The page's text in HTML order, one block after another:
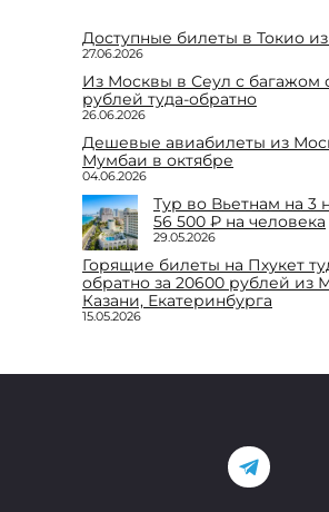
Доступные билеты в Токио
27.06.2026
Из Москвы в Сеул с багажом
рублей туда-обратно
26.06.2026
Дешевые авиабилеты из
Мумбаи в октябре
04.06.2026
Тур во Вьетнам на 3
56 500 ₽ на человека
29.05.2026
Горящие билеты на Пхукет
обратно за 20600 рублей из
Казани, Екатеринбурга
15.05.2026